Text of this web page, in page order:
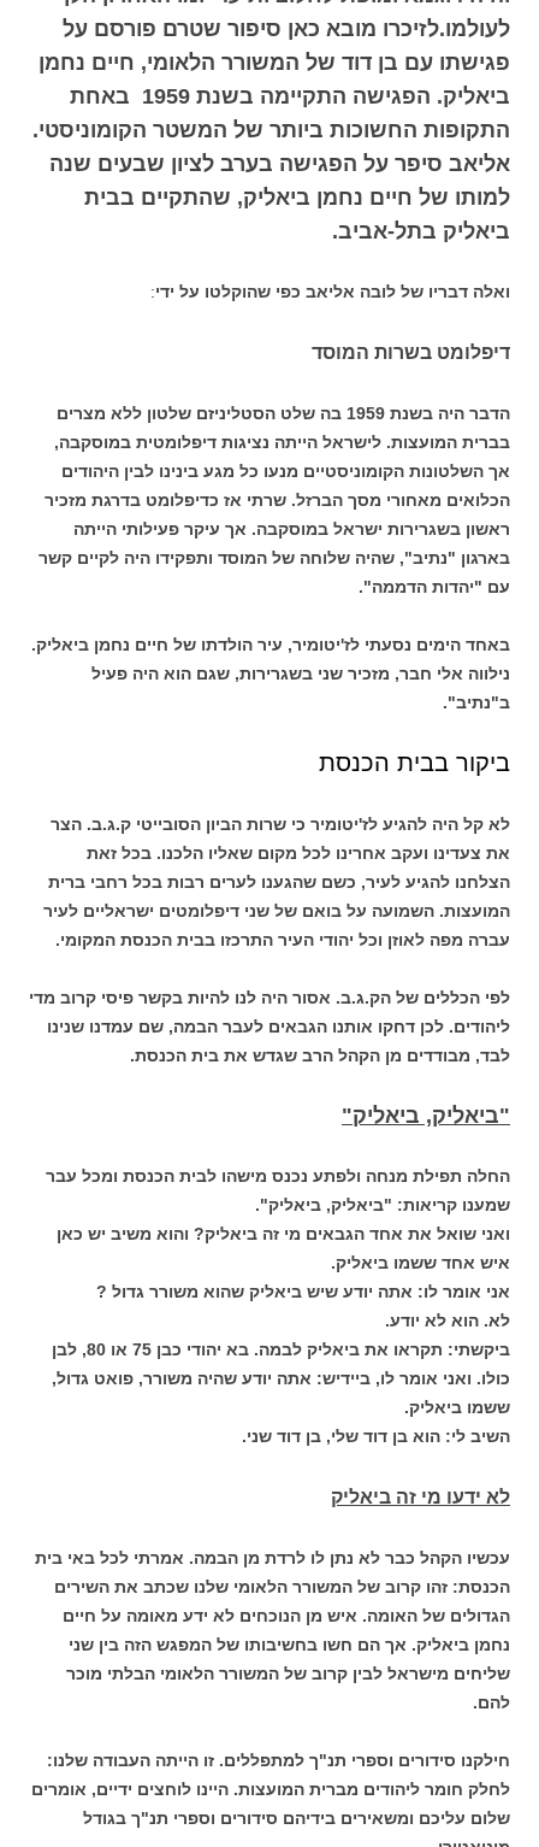
לעולמו.לזיכרו מובא כאן סיפור שטרם פורסם על
פגישתו עם בן דוד של המשורר הלאומי, חיים נחמן
ביאליק. הפגישה התקיימה בשנת 1959 באחת
התקופות החשוכות ביותר של המשטר הקומוניסטי.
אליאב סיפר על הפגישה בערב לציון שבעים שנה
למותו של חיים נחמן ביאליק, שהתקיים בבית
ביאליק בתל-אביב.
ואלה דבריו של לובה אליאב כפי שהוקלטו על ידי:
דיפלומט בשרות המוסד
הדבר היה בשנת 1959 בה שלט הסטליניזם שלטון ללא מצרים
בברית המועצות. לישראל הייתה נציגות דיפלומטית במוסקבה,
אך השלטונות הקומוניסטיים מנעו כל מגע בינינו לבין היהודים
הכלואים מאחורי מסך הברזל. שרתי אז כדיפלומט בדרגת מזכיר
ראשון בשגרירות ישראל במוסקבה. אך עיקר פעילותי הייתה
בארגון "נתיב", שהיה שלוחה של המוסד ותפקידו היה לקיים קשר
עם "יהדות הדממה".
באחד הימים נסעתי לז'יטומיר, עיר הולדתו של חיים נחמן ביאליק.
נילווה אלי חבר, מזכיר שני בשגרירות, שגם הוא היה פעיל
ב"נתיב".
ביקור בבית הכנסת
לא קל היה להגיע לז'יטומיר כי שרות הביון הסובייטי ק.ג.ב. הצר
את צעדינו ועקב אחרינו לכל מקום שאליו הלכנו. בכל זאת
הצלחנו להגיע לעיר, כשם שהגענו לערים רבות בכל רחבי ברית
המועצות. השמועה על בואם של שני דיפלומטים ישראליים לעיר
עברה מפה לאוזן וכל יהודי העיר התרכזו בבית הכנסת המקומי.
לפי הכללים של הק.ג.ב. אסור היה לנו להיות בקשר פיסי קרוב מדי
ליהודים. לכן דחקו אותנו הגבאים לעבר הבמה, שם עמדנו שנינו
לבד, מבודדים מן הקהל הרב שגדש את בית הכנסת.
"ביאליק, ביאליק"
החלה תפילת מנחה ולפתע נכנס מישהו לבית הכנסת ומכל עבר
שמענו קריאות: "ביאליק, ביאליק".
ואני שואל את אחד הגבאים מי זה ביאליק? והוא משיב יש כאן
איש אחד ששמו ביאליק.
אני אומר לו: אתה יודע שיש ביאליק שהוא משורר גדול ?
לא. הוא לא יודע.
ביקשתי: תקראו את ביאליק לבמה. בא יהודי כבן 75 או 80, לבן
כולו. ואני אומר לו, ביידיש: אתה יודע שהיה משורר, פואט גדול,
ששמו ביאליק.
השיב לי: הוא בן דוד שלי, בן דוד שני.
לא ידעו מי זה ביאליק
עכשיו הקהל כבר לא נתן לו לרדת מן הבמה. אמרתי לכל באי בית
הכנסת: זהו קרוב של המשורר הלאומי שלנו שכתב את השירים
הגדולים של האומה. איש מן הנוכחים לא ידע מאומה על חיים
נחמן ביאליק. אך הם חשו בחשיבותו של המפגש הזה בין שני
שליחים מישראל לבין קרוב של המשורר הלאומי הבלתי מוכר
להם.
חילקנו סידורים וספרי תנ"ך למתפללים. זו הייתה העבודה שלנו:
לחלק חומר ליהודים מברית המועצות. היינו לוחצים ידיים, אומרים
שלום עליכם ומשאירים בידיהם סידורים וספרי תנ"ך בגודל